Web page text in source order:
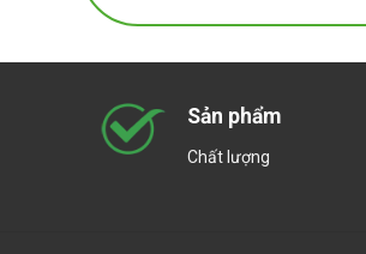
Sản phẩm
Chất lượng